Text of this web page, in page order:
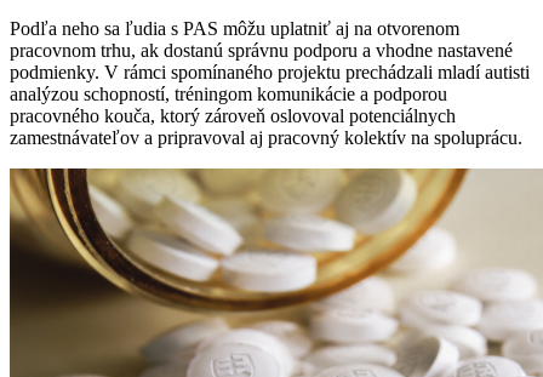
Podľa neho sa ľudia s PAS môžu uplatniť aj na otvorenom
pracovnom trhu, ak dostanú správnu podporu a vhodne nastavené
podmienky. V rámci spomínaného projektu prechádzali mladí autisti
analýzou schopností, tréningom komunikácie a podporou
pracovného kouča, ktorý zároveň oslovoval potenciálnych
zamestnávateľov a pripravoval aj pracovný kolektív na spoluprácu.